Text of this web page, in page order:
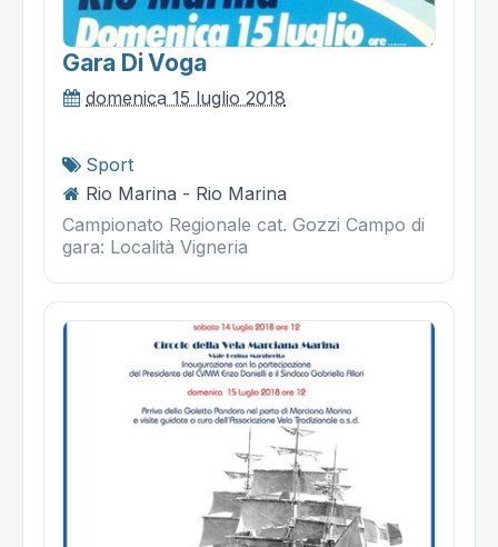
Gara Di Voga
domenica 15 luglio 2018
Sport
Rio Marina - Rio Marina
Campionato Regionale cat. Gozzi Campo di
gara: Località Vigneria